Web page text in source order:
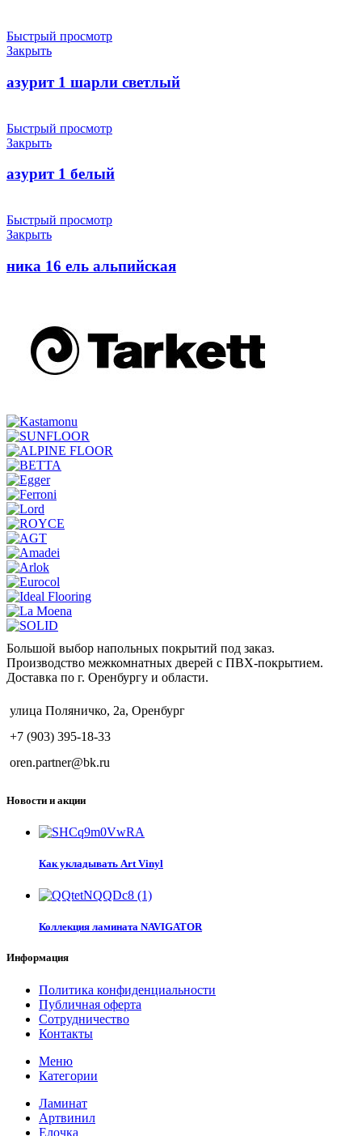
Быстрый просмотр
Закрыть
азурит 1 шарли светлый
Быстрый просмотр
Закрыть
азурит 1 белый
Быстрый просмотр
Закрыть
ника 16 ель альпийская
Большой выбор напольных покрытий под заказ.
Производство межкомнатных дверей с ПВХ-покрытием.
Доставка по г. Оренбургу и области.
улица Поляничко, 2а, Оренбург
+7 (903) 395-18-33
oren.partner@bk.ru
Новости и акции
Как укладывать Art Vinyl
Коллекция ламината NAVIGATOR
Информация
Политика конфиденциальности
Публичная оферта
Сотрудничество
Контакты
Меню
Категории
Ламинат
Артвинил
Елочка